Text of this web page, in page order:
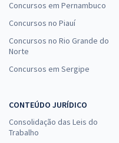
Concursos em Pernambuco
Concursos no Piauí
Concursos no Rio Grande do
Norte
Concursos em Sergipe
CONTEÚDO JURÍDICO
Consolidação das Leis do
Trabalho